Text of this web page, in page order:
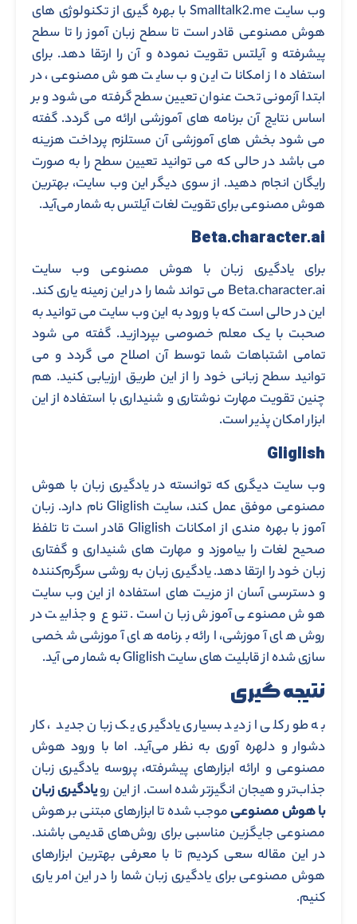
وب سایت Smalltalk2.me با بهره گیری از تکنولوژی های
هوش مصنوعی قادر است تا سطح زبان آموز را تا سطح
پیشرفته و آیلتس تقویت نموده و آن را ارتقا دهد. برای
استفاده از امکانات این وب سایت هوش مصنوعی، در
ابتدا آزمونی تحت عنوان تعیین سطح گرفته می شود و بر
اساس نتایج آن برنامه های آموزشی ارائه می گردد. گفته
می شود بخش های آموزشی آن مستلزم پرداخت هزینه
می باشد در حالی که می توانید تعیین سطح را به صورت
رایگان انجام دهید. از سوی دیگر این وب سایت، بهترین
هوش مصنوعی برای تقویت لغات آیلتس به شمار می‌آید.
Beta.character.ai
برای یادگیری زبان با هوش مصنوعی وب سایت
Beta.character.ai می تواند شما را در این زمینه یاری کند.
این در حالی است که با ورود به این وب سایت می توانید به
صحبت با یک معلم خصوصی بپردازید. گفته می شود
تمامی اشتباهات شما توسط آن اصلاح می گردد و می
توانید سطح زبانی خود را از این طریق ارزیابی کنید. هم
چنین تقویت مهارت نوشتاری و شنیداری با استفاده از این
ابزار امکان پذیر است.
Gliglish
وب سایت دیگری که توانسته در یادگیری زبان با هوش
مصنوعی موفق عمل کند، سایت Gliglish نام دارد. زبان
آموز با بهره مندی از امکانات Gliglish قادر است تا تلفظ
صحیح لغات را بیاموزد و مهارت های شنیداری و گفتاری
زبان خود را ارتقا دهد. یادگیری زبان به روشی سرگرم‌کننده
و دسترسی آسان از مزیت های استفاده از این وب سایت
هوش مصنوعی آموزش زبان است. تنوع و جذابیت در
روش های آموزشی، ارائه برنامه های آموزشی شخصی
سازی شده از قابلیت های سایت Gliglish به شمار می آید.
نتیجه گیری
به طور کلی از دید بسیاری یادگیری یک زبان جدید ، کار
دشوار و دلهره آوری به نظر می‌آید. اما با ورود هوش
مصنوعی و ارائه ابزارهای پیشرفته، پروسه یادگیری زبان
جذاب‌تر و هیجان انگیزتر شده است. از این رویادگیری زبان
با هوش مصنوعیموجب شده تا ابزارهای مبتنی بر هوش
مصنوعی جایگزین مناسبی برای روش‌های قدیمی باشند.
در این مقاله سعی کردیم تا با معرفی بهترین ابزارهای
هوش مصنوعی برای یادگیری زبان شما را در این امر یاری
کنیم.